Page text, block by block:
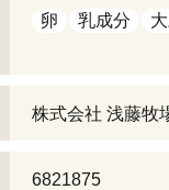
卵 乳成分
株式会社 浅藤牧
6821875